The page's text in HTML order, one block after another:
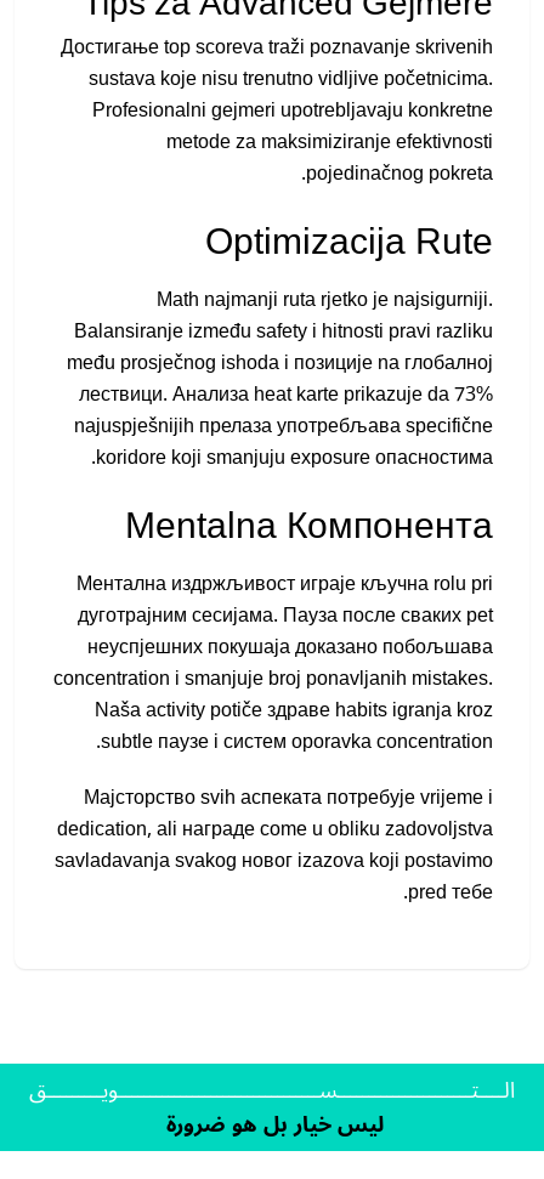
Достигање top scoreva traži poznavanje skrivenih
sustava koje nisu trenutno vidljive početnicima.
Profesionalni gejmeri upotrebljavaju konkretne
metode za maksimiziranje efektivnosti
pojedinačnog pokreta.
Optimizacija Rute
Math najmanji ruta rjetko je najsigurniji.
Balansiranje između safety i hitnosti pravi razliku
među prosječnog ishoda i позиције na глобалној
лествици. Анализа heat karte prikazuje da 73%
najuspješnijih прелаза употребљава specifične
koridore koji smanjuju exposure опасностима.
Mentalna Компонента
Ментална издржљивост играјe кључна rolu pri
дуготрајним сесијама. Пауза после сваких pet
неуспјешних покушаја доказано побољшава
concentration i smanjuje broj ponavljanih mistakes.
Naša activity potiče здраве habits igranja kroz
subtle паузе i систем oporavka concentration.
Мајсторство svih аспеката потребује vrijeme i
dedication, ali награде come u obliku zadovoljstva
savladavanja svakog новог izazova koji postavimo
pred тебе.
الــــتــــــــــــــــــــــســـــــــــــــــــــــــــــــــويـــــــــق
ليس خيار بل هو ضرورة